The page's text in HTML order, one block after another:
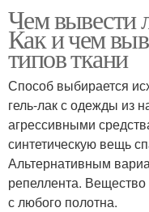
Чем вывести
Как и чем
типов ткани
Способ выбирается
гель-лак с одежды из
агрессивными
синтетическую вещь
Альтернативным
репеллента. Вещество
с любого полотна.